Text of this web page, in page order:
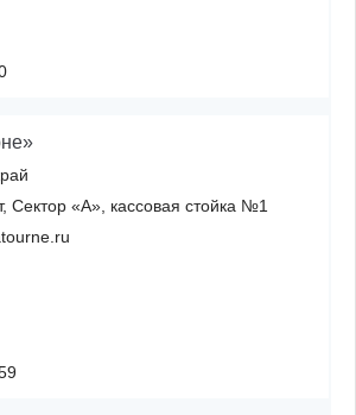
Сектор «А», кассовая стойка №1